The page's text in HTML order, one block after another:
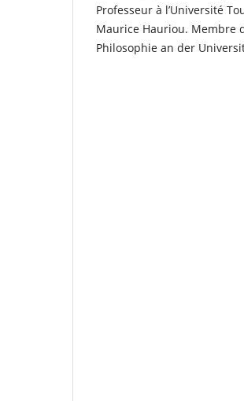
Professeur à l’Université
Maurice Hauriou. Membre
Philosophie an der